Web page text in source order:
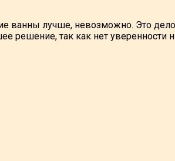
ванны лучше, невозможно. Это
решение, так как нет уверенности